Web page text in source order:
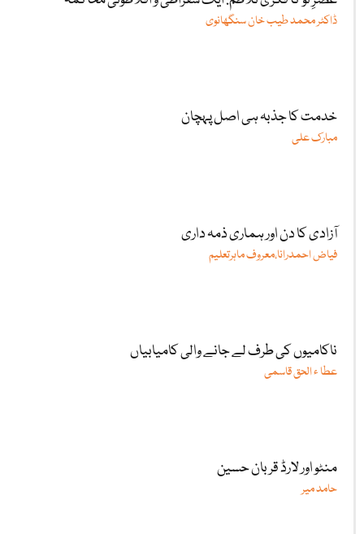
ڈاکٹر محمد طیب خان سنگھانوی
خدمت کا جذبہ ہی اصل پہچان
مبارک علی
آزادی کا دن اور ہماری ذمہ داری
فیاض احمدرانا،معروف ماہرتعلیم
ناکامیوں کی طرف لے جانے والی کامیابیاں
عطا ء الحق قاسمی
منٹو اور لارڈ قربان حسین
حامد میر